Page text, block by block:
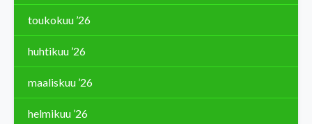
toukokuu ’26
huhtikuu ’26
maaliskuu ’26
helmikuu ’26